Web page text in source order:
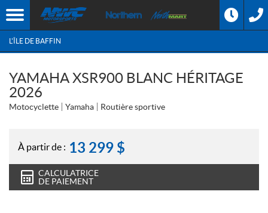
L'ÎLE DE BAFFIN
YAMAHA XSR900 BLANC HÉRITAGE
2026
Motocyclette Yamaha Routière sportive
À partir de : 13 299 $
CALCULATRICE
DE PAIEMENT